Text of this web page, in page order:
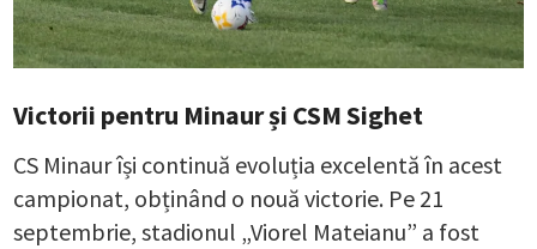
Victorii pentru Minaur și CSM Sighet
CS Minaur își continuă evoluția excelentă în acest
campionat, obținând o nouă victorie. Pe 21
septembrie, stadionul „Viorel Mateianu” a fost